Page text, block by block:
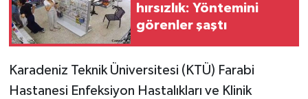
hırsızlık: Yöntemini
görenler şaştı
Karadeniz Teknik Üniversitesi (KTÜ) Farabi
Hastanesi Enfeksiyon Hastalıkları ve Klinik